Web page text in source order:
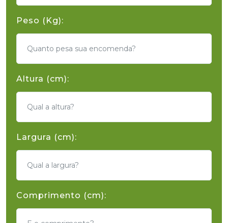
Peso (Kg):
Altura (cm):
Largura (cm):
Comprimento (cm):